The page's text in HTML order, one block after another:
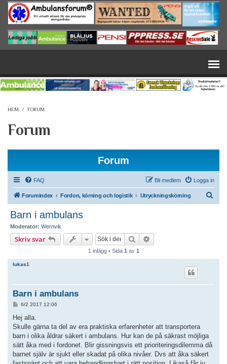
Hoppa till huvudinnehåll
HEM / FORUM
Forum